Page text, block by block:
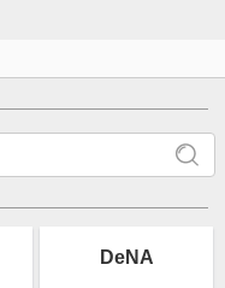
DeNA